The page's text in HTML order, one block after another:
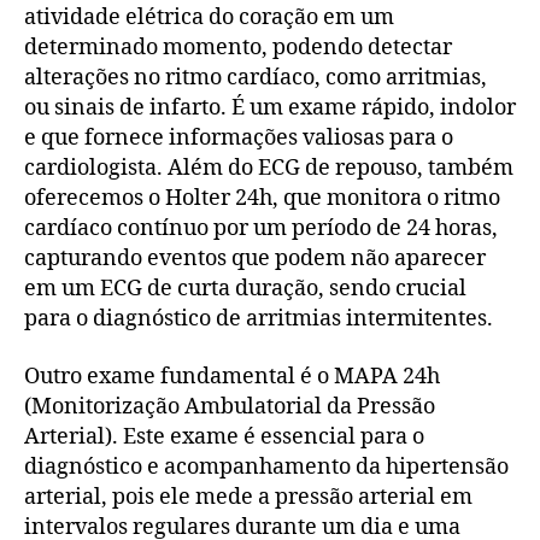
atividade elétrica do coração em um
determinado momento, podendo detectar
alterações no ritmo cardíaco, como arritmias,
ou sinais de infarto. É um exame rápido, indolor
e que fornece informações valiosas para o
cardiologista. Além do ECG de repouso, também
oferecemos o Holter 24h, que monitora o ritmo
cardíaco contínuo por um período de 24 horas,
capturando eventos que podem não aparecer
em um ECG de curta duração, sendo crucial
para o diagnóstico de arritmias intermitentes.
Outro exame fundamental é o MAPA 24h
(Monitorização Ambulatorial da Pressão
Arterial). Este exame é essencial para o
diagnóstico e acompanhamento da hipertensão
arterial, pois ele mede a pressão arterial em
intervalos regulares durante um dia e uma